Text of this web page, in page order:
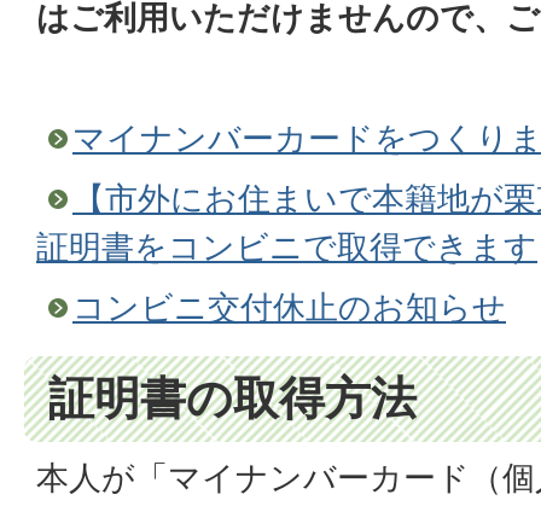
はご利用いただけませんので、
マイナンバーカードをつくり
【市外にお住まいで本籍地が
証明書をコンビニで取得できます
コンビニ交付休止のお知らせ
証明書の取得方法
本人が「マイナンバーカード（